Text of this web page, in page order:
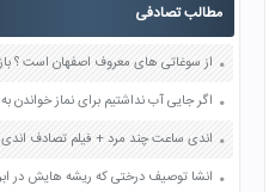
مطالب تصادفی
اندی ساعت چند مرد + فیلم تصادف اندی